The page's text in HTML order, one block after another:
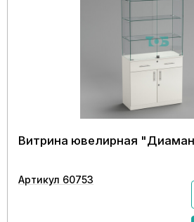
Витрина ювелирная
Артикул 60753